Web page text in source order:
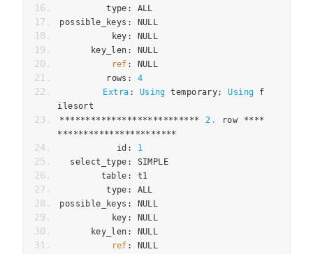
         type
:
ALL
possible_keys :
NULL
          key
:
NULL
      key_len
:
NULL
ref :
NULL
         rows
:
4
Extra : Using temporary; Using f
ilesort
***************************
2. row ****
***********************
           id
:
1
  select_type
:
SIMPLE
        table
:
t1
         type
:
ALL
possible_keys :
NULL
          key
:
NULL
      key_len
:
NULL
ref :
NULL